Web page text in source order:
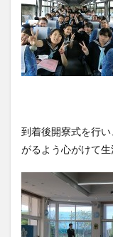
到着後開寮式を行
がるよう心がけて生